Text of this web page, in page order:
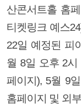
산콘서트홀 홈
티켓링크 예스
22일 예정된 피
월 8일 오후 2
페이지), 5월 9
홈페이지 및 외